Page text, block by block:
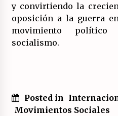
y convirtiendo la
oposición a la guerra
movimiento
socialismo.
Posted in
Movimientos Sociales